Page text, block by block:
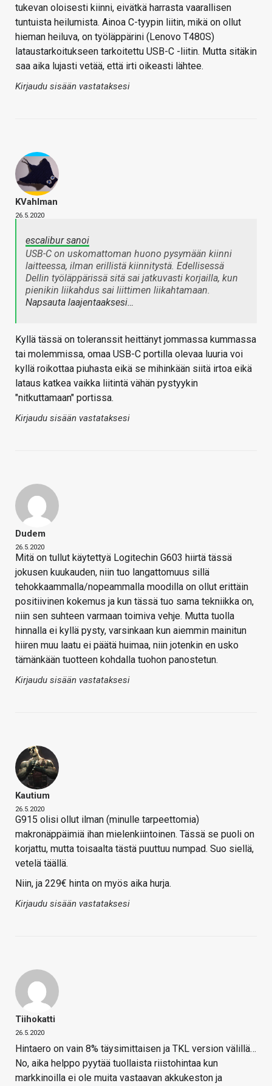
tukevan oloisesti kiinni, eivätkä harrasta vaarallisen
tuntuista heilumista. Ainoa C-tyypin liitin, mikä on ollut
hieman heiluva, on työläppärini (Lenovo T480S)
lataustarkoitukseen tarkoitettu USB-C -liitin. Mutta sitäkin
saa aika lujasti vetää, että irti oikeasti lähtee.
Kirjaudu sisään vastataksesi
KVahlman
26.5.2020
escalibur sanoi
USB-C on uskomattoman huono pysymään kiinni
laitteessa, ilman erillistä kiinnitystä. Edellisessä
Dellin työläppärissä sitä sai jatkuvasti korjailla, kun
pienikin liikahdus sai liittimen liikahtamaan.
Napsauta laajentaaksesi…
Kyllä tässä on toleranssit heittänyt jommassa kummassa
tai molemmissa, omaa USB-C portilla olevaa luuria voi
kyllä roikottaa piuhasta eikä se mihinkään siitä irtoa eikä
lataus katkea vaikka liitintä vähän pystyykin
"nitkuttamaan" portissa.
Kirjaudu sisään vastataksesi
Dudem
26.5.2020
Mitä on tullut käytettyä Logitechin G603 hiirtä tässä
jokusen kuukauden, niin tuo langattomuus sillä
tehokkaammalla/nopeammalla moodilla on ollut erittäin
positiivinen kokemus ja kun tässä tuo sama tekniikka on,
niin sen suhteen varmaan toimiva vehje. Mutta tuolla
hinnalla ei kyllä pysty, varsinkaan kun aiemmin mainitun
hiiren muu laatu ei päätä huimaa, niin jotenkin en usko
tämänkään tuotteen kohdalla tuohon panostetun.
Kirjaudu sisään vastataksesi
Kautium
26.5.2020
G915 olisi ollut ilman (minulle tarpeettomia)
makronäppäimiä ihan mielenkiintoinen. Tässä se puoli on
korjattu, mutta toisaalta tästä puuttuu numpad. Suo siellä,
vetelä täällä.
Niin, ja 229€ hinta on myös aika hurja.
Kirjaudu sisään vastataksesi
Tiihokatti
26.5.2020
Hintaero on vain 8% täysimittaisen ja TKL version välillä…
No, aika helppo pyytää tuollaista riistohintaa kun
markkinoilla ei ole muita vastaavan akkukeston ja